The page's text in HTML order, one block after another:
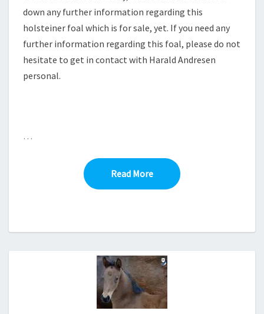
down any further information regarding this
holsteiner foal which is for sale, yet. If you need any
further information regarding this foal, please do not
hesitate to get in contact with Harald Andresen
personal.
…
Read MoreRead More